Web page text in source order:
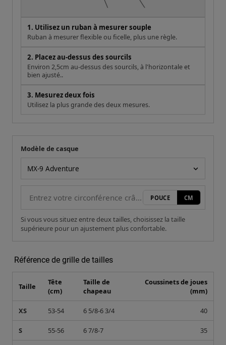
1. Utilisez un ruban à mesurer souple
Ruban à mesurer flexible ou ficelle, plus une règle.
2. Placez au-dessus des sourcils
Environ 2,5cm au-dessus des sourcils, à l'horizontale et
bien ajusté..
3. Mesurez deux fois
Utilisez la plus grande des deux mesures.
Votre mesure
Modèle de casque
POUCE CM
Si vous vous situez entre deux tailles, choisissez la taille
supérieure pour un ajustement plus confortable.
Référence de grille de tailles
Taille
Tête
(cm)
Taille de
chapeau
Coussinets de joues
(mm)
XS 53-54 6 5/8-6 3/4 40
S 55-56 6 7/8-7 35